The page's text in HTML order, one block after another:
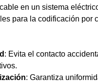
en un sistema
para la codificación por
: Evita el contacto
: Garantiza